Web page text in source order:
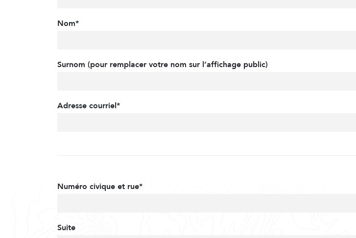
Nom*
Surnom (pour remplacer votre nom sur l’affichage public)
Adresse courriel*
Numéro civique et rue*
Suite